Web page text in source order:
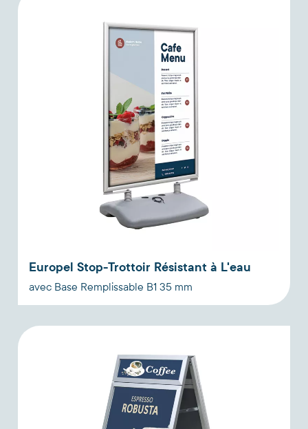
Europel Stop-Trottoir Résistant à L'eau
avec Base Remplissable B1 35 mm